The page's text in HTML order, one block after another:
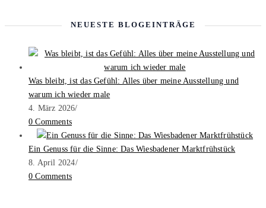
NEUESTE BLOGEINTRÄGE
Was bleibt, ist das Gefühl: Alles über meine Ausstellung und
warum ich wieder male
4. März 2026/
0 Comments
Ein Genuss für die Sinne: Das Wiesbadener Marktfrühstück
8. April 2024/
0 Comments